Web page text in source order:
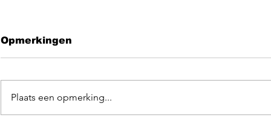
Leave
Opmerkingen
Plaats een opmerking...